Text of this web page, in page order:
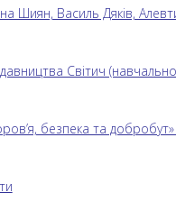
Шиян, Василь Дяків,
Світич
безпека та